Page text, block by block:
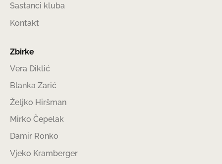
Sastanci kluba
Kontakt
Zbirke
Vera Diklić
Blanka Zarić
Željko Hiršman
Mirko Čepelak
Damir Ronko
Vjeko Kramberger